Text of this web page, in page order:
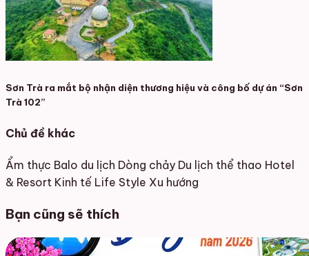
Sơn Trà ra mắt bộ nhận diện thương hiệu và công bố dự án “Sơn
Trà 102”
Chủ đề khác
Ẩm thực Balo du lịch Dòng chảy Du lịch thể thao Hotel
& Resort Kinh tế Life Style Xu hướng
Bạn cũng sẽ thích